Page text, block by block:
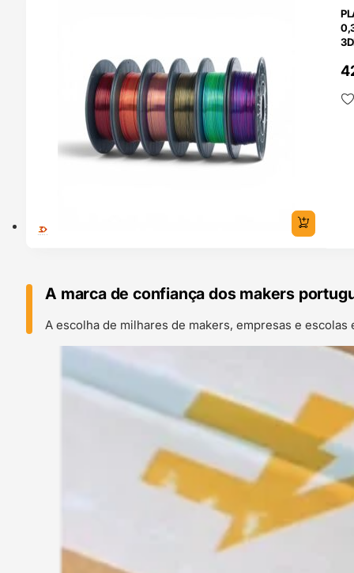
A marca de confiança dos makers
A escolha de milhares de makers, empresas e escolas